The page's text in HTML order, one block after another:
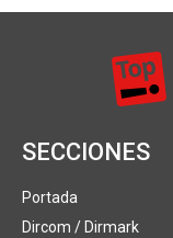
SECCIONES
Portada
Dircom / Dirmark